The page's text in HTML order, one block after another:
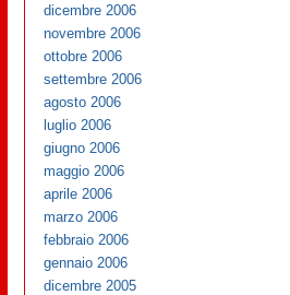
dicembre 2006
novembre 2006
ottobre 2006
settembre 2006
agosto 2006
luglio 2006
giugno 2006
maggio 2006
aprile 2006
marzo 2006
febbraio 2006
gennaio 2006
dicembre 2005